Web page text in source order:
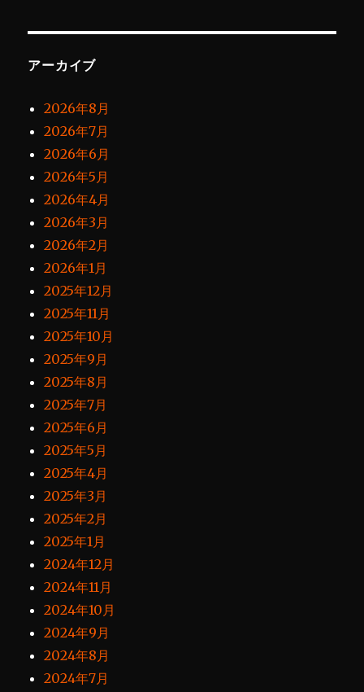
アーカイブ
2026年8月
2026年7月
2026年6月
2026年5月
2026年4月
2026年3月
2026年2月
2026年1月
2025年12月
2025年11月
2025年10月
2025年9月
2025年8月
2025年7月
2025年6月
2025年5月
2025年4月
2025年3月
2025年2月
2025年1月
2024年12月
2024年11月
2024年10月
2024年9月
2024年8月
2024年7月